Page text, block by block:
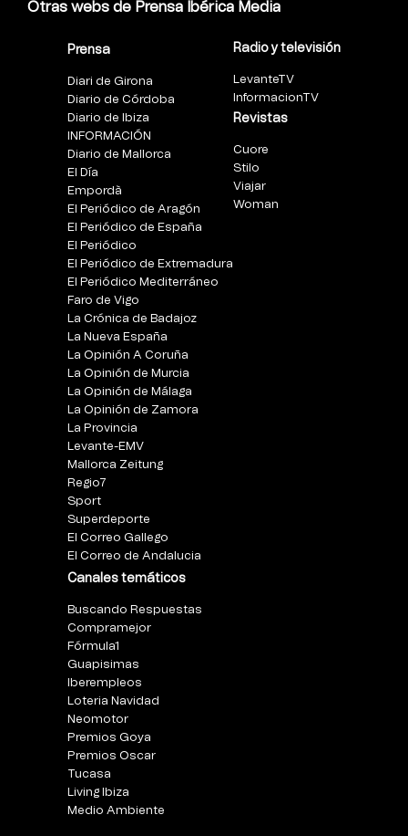
Otras webs de Prensa Ibérica Media
Prensa
Diari de Girona
Diario de Córdoba
Diario de Ibiza
INFORMACIÓN
Diario de Mallorca
El Día
Empordà
El Periódico de Aragón
El Periódico de España
El Periódico
El Periódico de Extremadura
El Periódico Mediterráneo
Faro de Vigo
La Crónica de Badajoz
La Nueva España
La Opinión A Coruña
La Opinión de Murcia
La Opinión de Málaga
La Opinión de Zamora
La Provincia
Levante-EMV
Mallorca Zeitung
Regio7
Sport
Superdeporte
El Correo Gallego
El Correo de Andalucia
Canales temáticos
Buscando Respuestas
Compramejor
Fórmula1
Guapisimas
Iberempleos
Loteria Navidad
Neomotor
Premios Goya
Premios Oscar
Tucasa
Living Ibiza
Medio Ambiente
Radio y televisión
LevanteTV
InformacionTV
Revistas
Cuore
Stilo
Viajar
Woman